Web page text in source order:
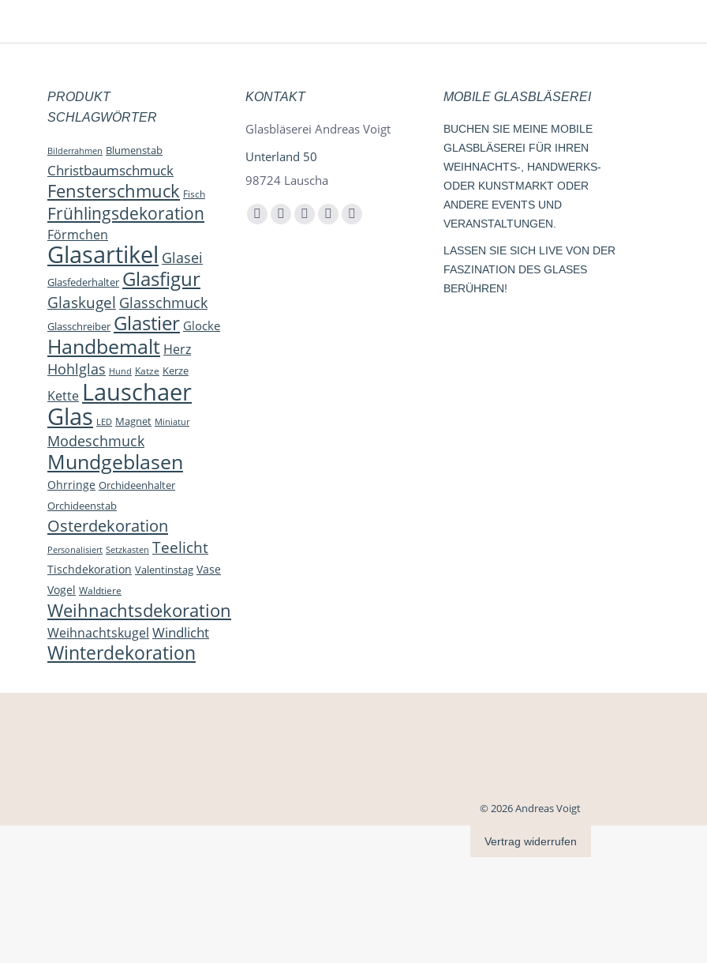
PRODUKT
SCHLAGWÖRTER
Bilderrahmen Blumenstab
Christbaumschmuck
Fensterschmuck Fisch
Frühlingsdekoration
Förmchen
Glasartikel Glasei
Glasfederhalter Glasfigur
Glaskugel Glasschmuck
Glasschreiber Glastier Glocke
Handbemalt Herz
Hohlglas Hund Katze Kerze
Kette Lauschaer
Glas LED Magnet Miniatur
Modeschmuck
Mundgeblasen
Ohrringe Orchideenhalter
Orchideenstab
Osterdekoration
Personalisiert Setzkasten Teelicht
Tischdekoration Valentinstag Vase
Vogel Waldtiere
Weihnachtsdekoration
Weihnachtskugel Windlicht
Winterdekoration
KONTAKT
Glasbläserei Andreas Voigt
Unterland 50
98724 Lauscha
Finden Sie uns auf:
Facebook
YouTubeInstagram
E-
Whatsapp
MOBILE GLASBLÄSEREI
BUCHEN SIE MEINE MOBILE
GLASBLÄSEREI FÜR IHREN
WEIHNACHTS-, HANDWERKS-
ODER KUNSTMARKT ODER
ANDERE EVENTS UND
VERANSTALTUNGEN.
LASSEN SIE SICH LIVE VON DER
FASZINATION DES GLASES
BERÜHREN!
© 2026 Andreas Voigt
Vertrag widerrufen